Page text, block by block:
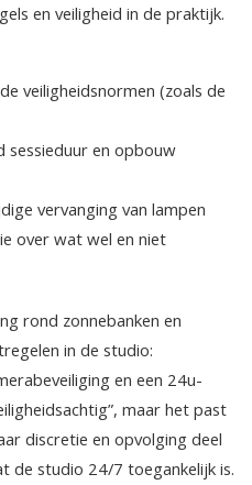
en veiligheid in de praktijk.
veiligheidsnormen (zoals de
sessieduur en opbouw
vervanging van lampen
over wat wel en niet
rond zonnebanken en
in de studio:
en een 24u-
maar het past
discretie en opvolging deel
de studio 24/7 toegankelijk is.